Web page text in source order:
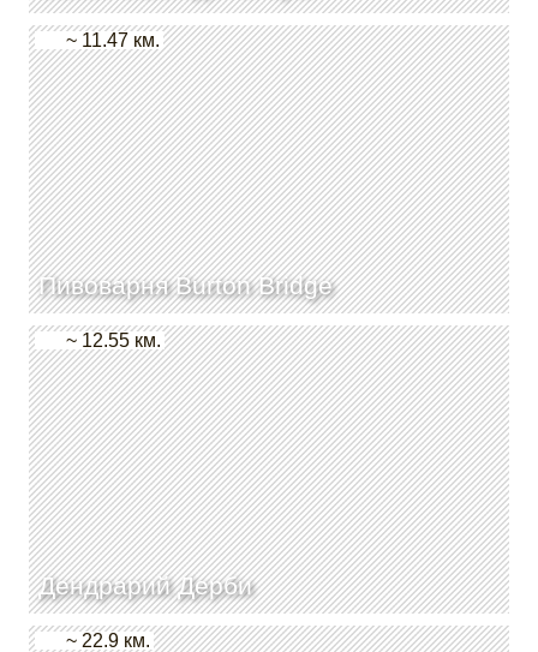
Пивоварня Burton Bridge
~ 11.47 км.
Дендрарий Дерби
~ 12.55 км.
~ 22.9 км.